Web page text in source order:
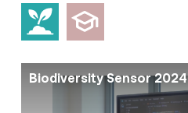
Biodiversity Sensor 2024